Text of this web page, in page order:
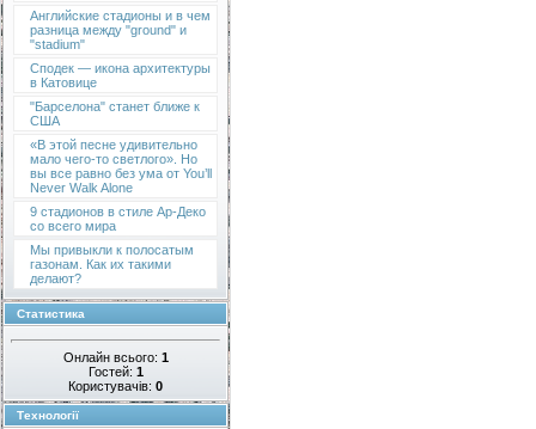
Английские стадионы и в чем
разница между "ground" и
"stadium"
Сподек — икона архитектуры
в Катовице
"Барселона" станет ближе к
США
«В этой песне удивительно
мало чего-то светлого». Но
вы все равно без ума от You’ll
Never Walk Alone
9 стадионов в стиле Ар-Деко
со всего мира
Мы привыкли к полосатым
газонам. Как их такими
делают?
Статистика
Онлайн всього: 1
Гостей: 1
Користувачів: 0
Технології